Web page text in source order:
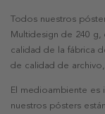
Todos nuestros
Multidesign de 240
calidad de la fábrica
de calidad de
El medioambiente es
nuestros pósters